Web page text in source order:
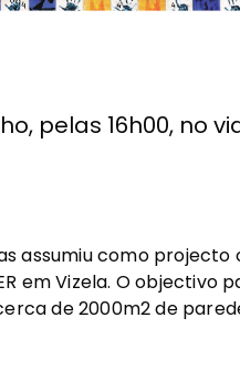
pelas 16h00, no
assumiu como
em Vizela. O objectivo
de 2000m2 de